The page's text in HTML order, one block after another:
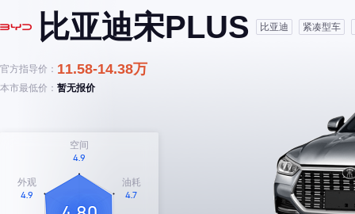
比亚迪宋PLUS 比亚迪 紧凑型车
官方指导价： 11.58-14.38万
本市最低价： 暂无报价